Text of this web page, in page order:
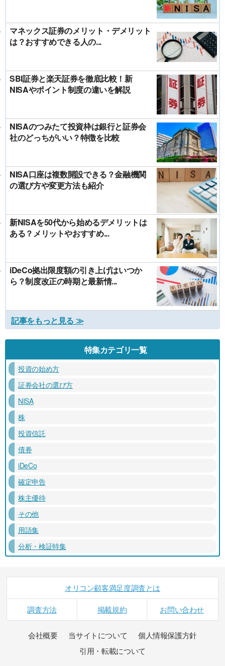
マネックス証券のメリット・デメリット
は？おすすめできる人の...
SBI証券と楽天証券を徹底比較！新
NISAやポイント制度の違いを解説
NISAのつみたて投資枠は銀行と証券会
社のどっちがいい？特徴を比較
NISA口座は複数開設できる？金融機関
の選び方や変更方法も紹介
新NISAを50代から始めるデメリットは
ある？メリットやおすすめ...
iDeCo拠出限度額の引き上げはいつか
ら？制度改正の時期と最新情...
記事をもっと見る ≫
特集カテゴリ一覧
投資の始め方
証券会社の選び方
NISA
株
投資信託
債券
iDeCo
確定申告
株主優待
その他
用語集
分析・検証特集
オリコン顧客満足度調査とは
調査方法 掲載規約 お問い合わせ
会社概要 当サイトについて
個人情報保護方針
引用・転載について